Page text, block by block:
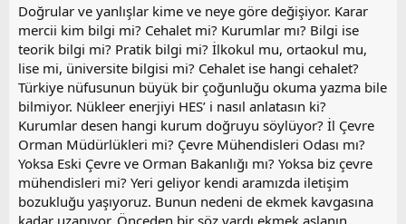
Doğrular ve yanlışlar kime ve neye göre değişiyor. Karar
mercii kim bilgi mi? Cehalet mi? Kurumlar mı? Bilgi ise
teorik bilgi mi? Pratik bilgi mi? İlkokul mu, ortaokul mu,
lise mi, üniversite bilgisi mi? Cehalet ise hangi cehalet?
Türkiye nüfusunun büyük bir çoğunluğu okuma yazma bile
bilmiyor. Nükleer enerjiyi HES’ i nasıl anlatasın ki?
Kurumlar desen hangi kurum doğruyu söylüyor? İl Çevre
Orman Müdürlükleri mi? Çevre Mühendisleri Odası mı?
Yoksa Eski Çevre ve Orman Bakanlığı mı? Yoksa biz çevre
mühendisleri mi? Yeri geliyor kendi aramızda iletişim
bozukluğu yaşıyoruz. Bunun nedeni de ekmek kavgasına
kadar uzanıyor. Önceden bir söz vardı ekmek aslanın